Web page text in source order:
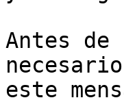
Antes
este